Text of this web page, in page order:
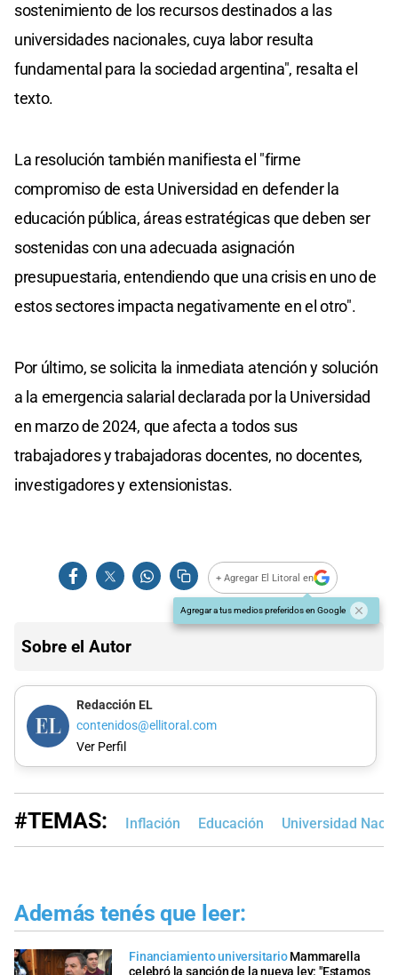
sostenimiento de los recursos destinados a las
universidades nacionales, cuya labor resulta
fundamental para la sociedad argentina", resalta el
texto.
La resolución también manifiesta el "firme
compromiso de esta Universidad en defender la
educación pública, áreas estratégicas que deben ser
sostenidas con una adecuada asignación
presupuestaria, entendiendo que una crisis en uno de
estos sectores impacta negativamente en el otro".
Por último, se solicita la inmediata atención y solución
a la emergencia salarial declarada por la Universidad
en marzo de 2024, que afecta a todos sus
trabajadores y trabajadoras docentes, no docentes,
investigadores y extensionistas.
+ Agregar El Litoral en
Agregar a tus medios preferidos en Google
Sobre el Autor
Redacción EL
contenidos@ellitoral.com
Ver Perfil
#TEMAS: Inflación Educación Universidad
Además tenés que leer:
Financiamiento universitario Mammarella